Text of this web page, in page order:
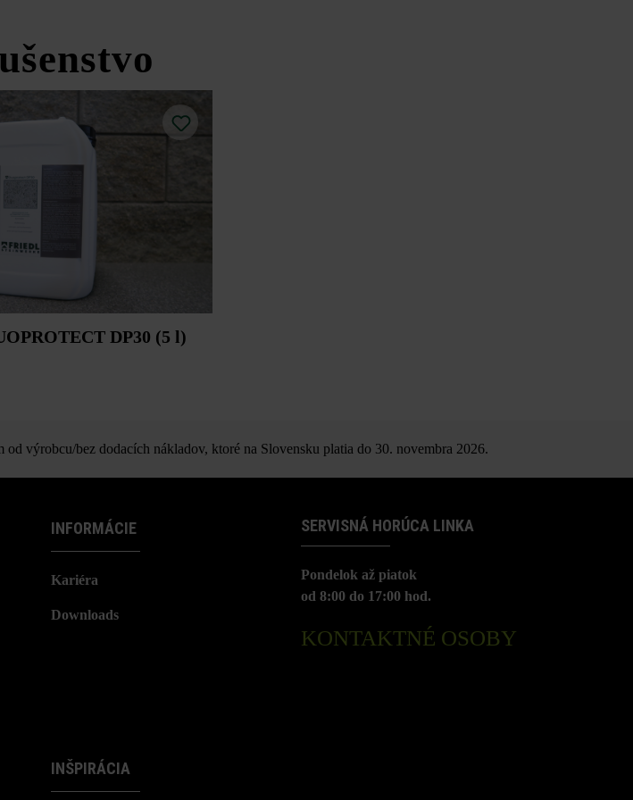
DP30 (5 l)
výrobcu/bez dodacích nákladov, ktoré na Slovensku platia do 30. novembra 2026.
INFORMÁCIE
Kariéra
Downloads
INŠPIRÁCIA
SERVISNÁ HORÚCA LINKA
Pondelok až piatok
od 8:00 do 17:00 hod.
KONTAKTNÉ OSOBY